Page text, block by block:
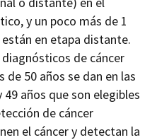
y un poco más de 1
en etapa distante.
de cáncer
50 años se dan en las
años que son elegibles
de cáncer
el cáncer y detectan la